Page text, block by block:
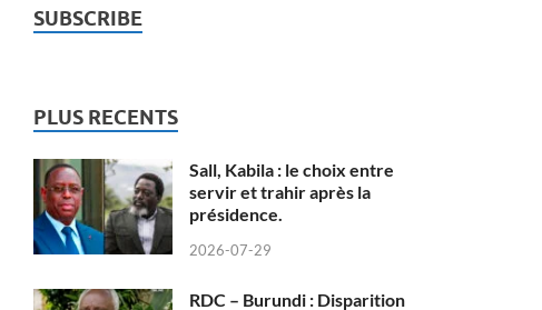
SUBSCRIBE
PLUS RECENTS
Sall, Kabila : le choix entre
servir et trahir après la
présidence.
2026-07-29
RDC – Burundi : Disparition